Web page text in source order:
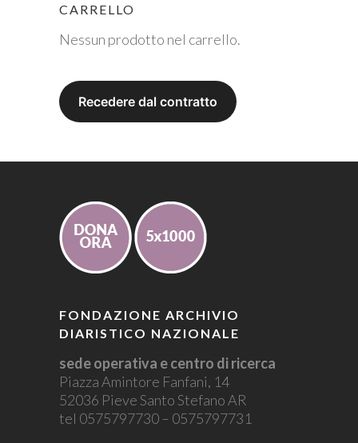
CARRELLO
Nessun prodotto nel carrello.
FONDAZIONE ARCHIVIO
DIARISTICO NAZIONALE
sede operativa e centro di ricerca
Piazza Amintore Fanfani, 14
52036 Pieve Santo Stefano AR
tel 0575797730 – 0575797731